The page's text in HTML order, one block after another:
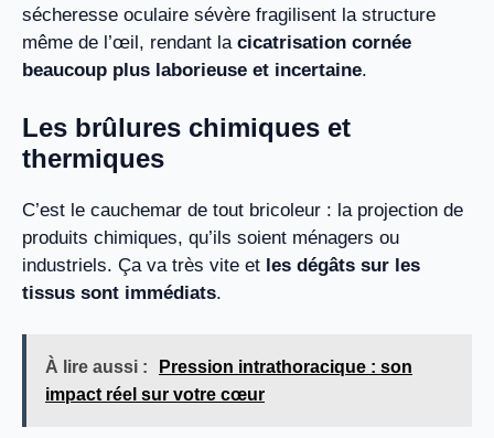
sécheresse oculaire sévère fragilisent la structure
même de l’œil, rendant la cicatrisation cornée
beaucoup plus laborieuse et incertaine.
Les brûlures chimiques et
thermiques
C’est le cauchemar de tout bricoleur : la projection de
produits chimiques, qu’ils soient ménagers ou
industriels. Ça va très vite et les dégâts sur les
tissus sont immédiats.
À lire aussi :
Pression intrathoracique : son
impact réel sur votre cœur